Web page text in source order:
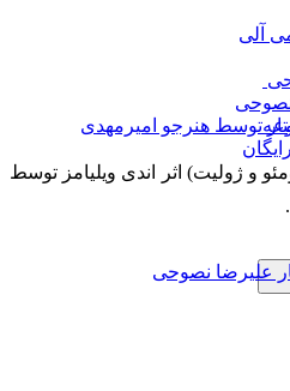
آلی
نصوحی
توسط هنرجو امیرمهدی
و ژولیت) اثر اندی ویلیامز توسط
علیرضا نصوحی